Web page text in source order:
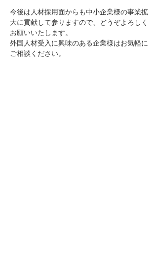
今後は人材採用面からも中小企業様の事業拡
大に貢献して参りますので、どうぞよろしく
お願いいたします。
外国人材受入に興味のある企業様はお気軽に
ご相談ください。